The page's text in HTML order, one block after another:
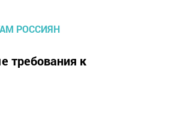
требования к